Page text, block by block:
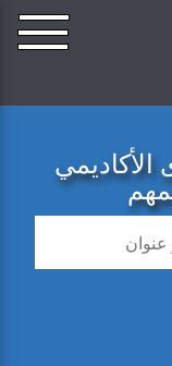
الأكاديمي